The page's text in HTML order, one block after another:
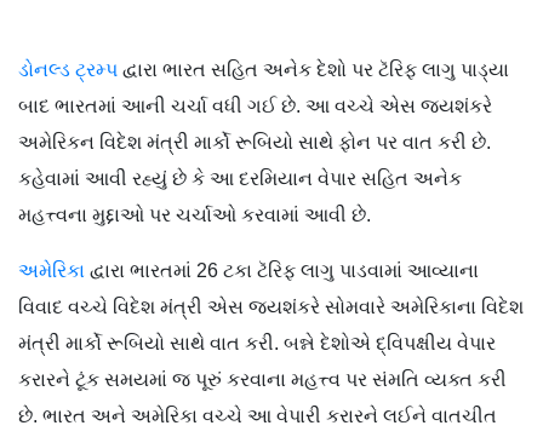
ડોનલ્ડ ટ્રમ્પ દ્વારા ભારત સહિત અનેક દેશો પર ટૅરિફ લાગુ પાડ્યા
બાદ ભારતમાં આની ચર્ચા વધી ગઈ છે. આ વચ્ચે એસ જયશંકરે
અમેરિકન વિદેશ મંત્રી માર્કો રૂબિયો સાથે ફોન પર વાત કરી છે.
કહેવામાં આવી રહ્યું છે કે આ દરમિયાન વેપાર સહિત અનેક
મહત્ત્વના મુદ્દાઓ પર ચર્ચાઓ કરવામાં આવી છે.
અમેરિકા દ્વારા ભારતમાં 26 ટકા ટૅરિફ લાગુ પાડવામાં આવ્યાના
વિવાદ વચ્ચે વિદેશ મંત્રી એસ જયશંકરે સોમવારે અમેરિકાના વિદેશ
મંત્રી માર્કો રૂબિયો સાથે વાત કરી. બન્ને દેશોએ દ્વિપક્ષીય વેપાર
કરારને ટૂંક સમયમાં જ પૂરું કરવાના મહત્ત્વ પર સંમતિ વ્યક્ત કરી
છે. ભારત અને અમેરિકા વચ્ચે આ વેપારી કરારને લઈને વાતચીત